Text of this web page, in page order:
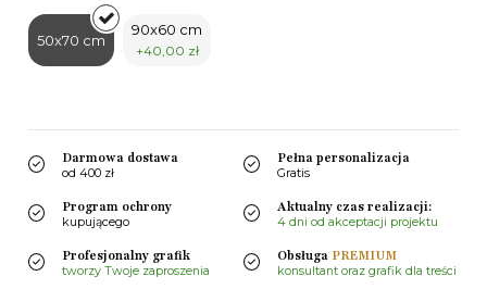
50x70 cm
90x60 cm
+40,00 zł
Darmowa dostawa
od 400 zł
Pełna personalizacja
Gratis
Program ochrony
kupującego
Aktualny czas realizacji:
4 dni od akceptacji projektu
Profesjonalny grafik
tworzy Twoje zaproszenia
Obsługa PREMIUM
konsultant oraz grafik dla treści